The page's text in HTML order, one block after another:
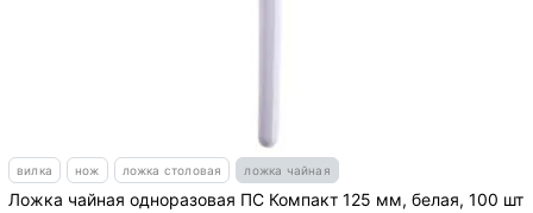
вилка нож ложка столовая ложка чайная
Ложка чайная одноразовая ПС Компакт 125 мм, белая, 100 шт